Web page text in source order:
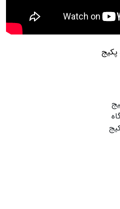
پکیج